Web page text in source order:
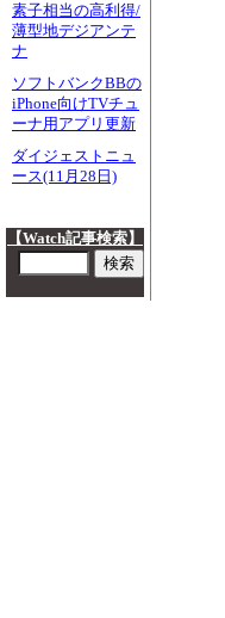
素子相当の高利得/
薄型地デジアンテ
ナ
ソフトバンクBBの
iPhone向けTVチュ
ーナ用アプリ更新
ダイジェストニュ
ース(11月28日)
【Watch記事検索】